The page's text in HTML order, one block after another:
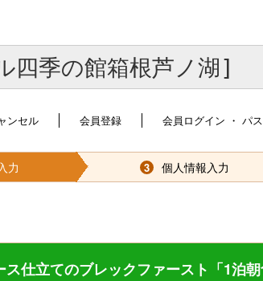
[ホテル四季の館箱根芦ノ湖]
ンセル 会員登録 会員ログイン ・ パ
力 3 個人情報入力
仕立てのブレックファースト「1泊朝